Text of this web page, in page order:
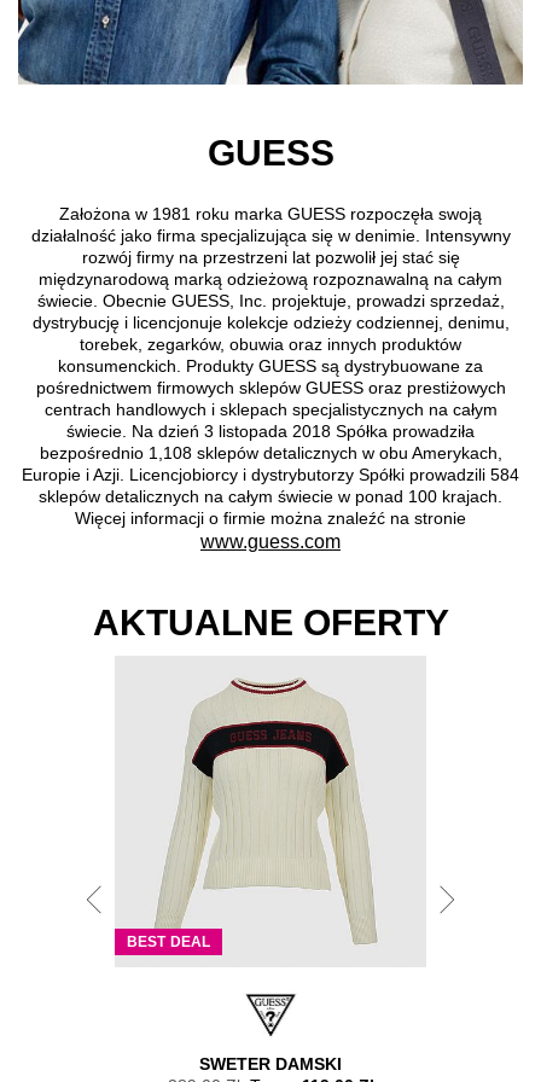
GUESS
Założona w 1981 roku marka GUESS rozpoczęła swoją
działalność jako firma specjalizująca się w denimie. Intensywny
rozwój firmy na przestrzeni lat pozwolił jej stać się
międzynarodową marką odzieżową rozpoznawalną na całym
świecie. Obecnie GUESS, Inc. projektuje, prowadzi sprzedaż,
dystrybucję i licencjonuje kolekcje odzieży codziennej, denimu,
torebek, zegarków, obuwia oraz innych produktów
konsumenckich. Produkty GUESS są dystrybuowane za
pośrednictwem firmowych sklepów GUESS oraz prestiżowych
centrach handlowych i sklepach specjalistycznych na całym
świecie. Na dzień 3 listopada 2018 Spółka prowadziła
bezpośrednio 1,108 sklepów detalicznych w obu Amerykach,
Europie i Azji. Licencjobiorcy i dystrybutorzy Spółki prowadzili 584
sklepów detalicznych na całym świecie w ponad 100 krajach.
Więcej informacji o firmie można znaleźć na stronie
www.guess.com
AKTUALNE OFERTY
BEST DEAL
SWETER DAMSKI